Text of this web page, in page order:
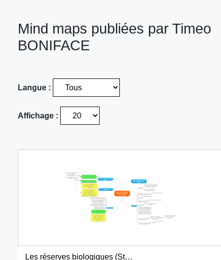
Mind maps publiées par Timeo
BONIFACE
Langue :
Affichage :
Les réserves biologiques (Stratégie de Création d'Aires Protégées)1